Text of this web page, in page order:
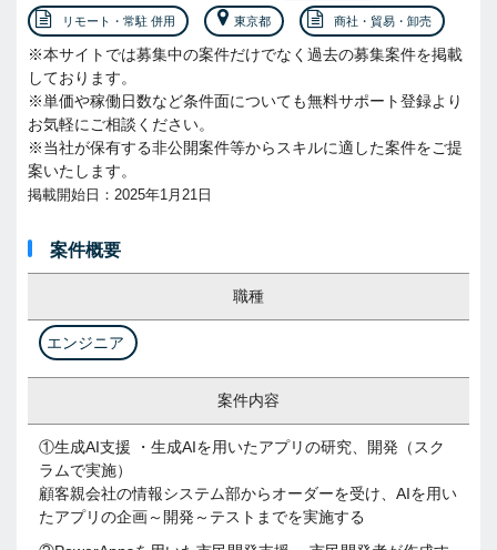
リモート・常駐 併用 東京都 商社・貿易・卸売
※本サイトでは募集中の案件だけでなく過去の募集案件を掲載
しております。
※単価や稼働日数など条件面についても無料サポート登録より
お気軽にご相談ください。
※当社が保有する非公開案件等からスキルに適した案件をご提
案いたします。
掲載開始日：2025年1月21日
案件概要
職種
エンジニア
案件内容
①生成AI支援 ・生成AIを用いたアプリの研究、開発（スク
ラムで実施）
顧客親会社の情報システム部からオーダーを受け、AIを用い
たアプリの企画～開発～テストまでを実施する